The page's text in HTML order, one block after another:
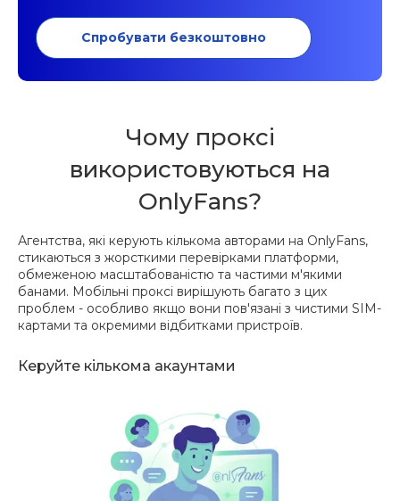
Спробувати безкоштовно
Чому проксі
використовуються на
OnlyFans?
Агентства, які керують кількома авторами на OnlyFans,
стикаються з жорсткими перевірками платформи,
обмеженою масштабованістю та частими м'якими
банами. Мобільні проксі вирішують багато з цих
проблем - особливо якщо вони пов'язані з чистими SIM-
картами та окремими відбитками пристроїв.
Керуйте кількома акаунтами